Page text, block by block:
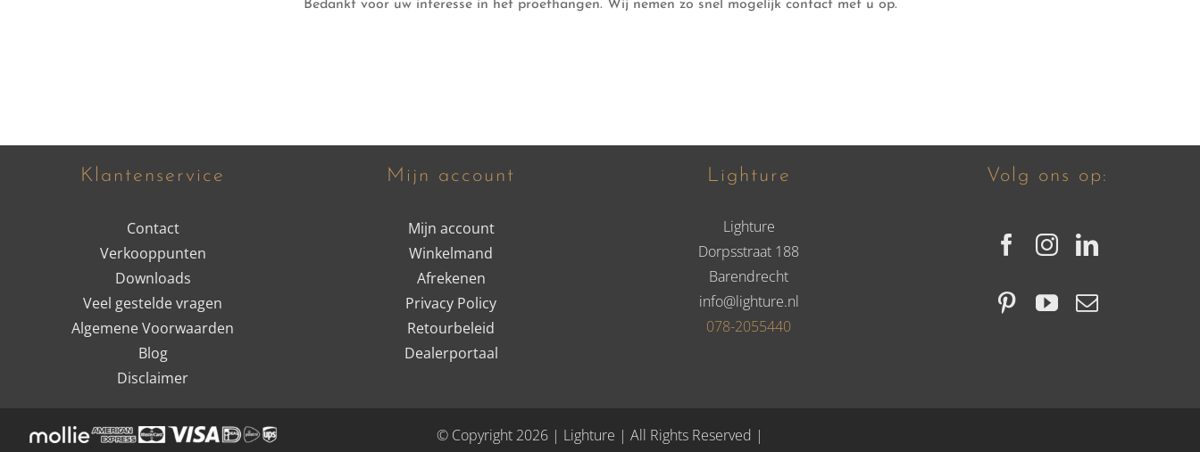
Bedankt voor uw interesse in het proefhangen. Wij nemen zo snel mogelijk contact met u op.
Klantenservice
Contact
Verkooppunten
Downloads
Veel gestelde vragen
Algemene Voorwaarden
Blog
Disclaimer
Mijn account
Mijn account
Winkelmand
Afrekenen
Privacy Policy
Retourbeleid
Dealerportaal
Lighture
Lighture
Dorpsstraat 188
Barendrecht
info@lighture.nl
078-2055440
Volg ons op:
© Copyright 2026 | Lighture | All Rights Reserved |